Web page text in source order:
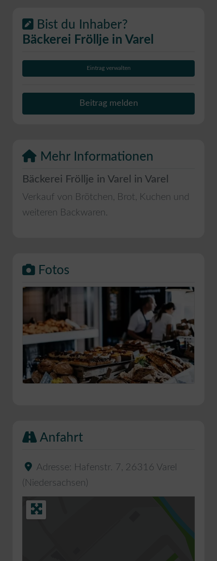
Bist du Inhaber?
Bäckerei Fröllje in Varel
Eintrag verwalten
Beitrag melden
Mehr Informationen
Bäckerei Fröllje in Varel in Varel
Verkauf von Brötchen, Brot, Kuchen und
weiteren Backwaren.
Fotos
Anfahrt
Adresse: Hafenstr. 7, 26316 Varel
( Niedersachsen)